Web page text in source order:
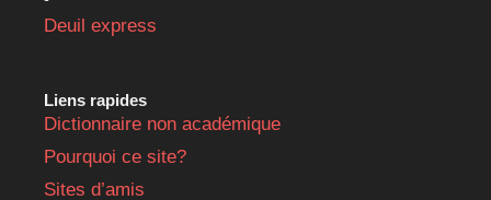
Deuil express
Liens rapides
Dictionnaire non académique
Pourquoi ce site?
Sites d’amis